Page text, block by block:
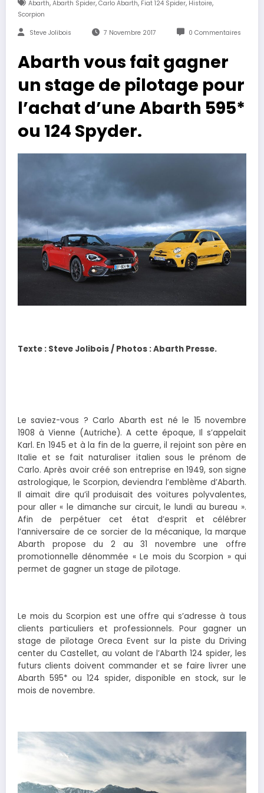
Abarth, Abarth Spider, Carlo Abarth, Fiat 124 Spider, Histoire,
Scorpion
Steve Jolibois 7 Novembre 2017 0 Commentaires
Abarth vous fait gagner
un stage de pilotage pour
l’achat d’une Abarth 595*
ou 124 Spyder.
Texte : Steve Jolibois / Photos : Abarth Presse.
Le saviez-vous ? Carlo Abarth est né le 15 novembre
1908 à Vienne (Autriche). A cette époque, Il s’appelait
Karl. En 1945 et à la fin de la guerre, il rejoint son père en
Italie et se fait naturaliser italien sous le prénom de
Carlo. Après avoir créé son entreprise en 1949, son signe
astrologique, le Scorpion, deviendra l’emblème d’Abarth.
Il aimait dire qu’il produisait des voitures polyvalentes,
pour aller « le dimanche sur circuit, le lundi au bureau ».
Afin de perpétuer cet état d’esprit et célébrer
l’anniversaire de ce sorcier de la mécanique, la marque
Abarth propose du 2 au 31 novembre une offre
promotionnelle dénommée « Le mois du Scorpion » qui
permet de gagner un stage de pilotage.
Le mois du Scorpion est une offre qui s’adresse à tous
clients particuliers et professionnels. Pour gagner un
stage de pilotage Oreca Event sur la piste du Driving
center du Castellet, au volant de l’Abarth 124 spider, les
futurs clients doivent commander et se faire livrer une
Abarth 595* ou 124 spider, disponible en stock, sur le
mois de novembre.